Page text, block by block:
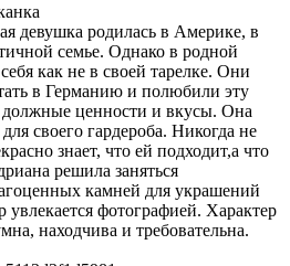
девушка родилась в Америке, в
семье. Однако в родной
как не в своей тарелке. Они
в Германию и полюбили эту
ценности и вкусы. Она
своего гардероба. Никогда не
знает, что ей подходит,а что
решила заняться
камней для украшений
фотографией. Характер
находчива и требовательна.